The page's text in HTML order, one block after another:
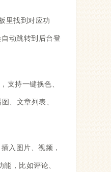
里找到对应功
动跳转到后台登
支持一键换色、
、文章列表、
入图片、视频，
，比如评论、